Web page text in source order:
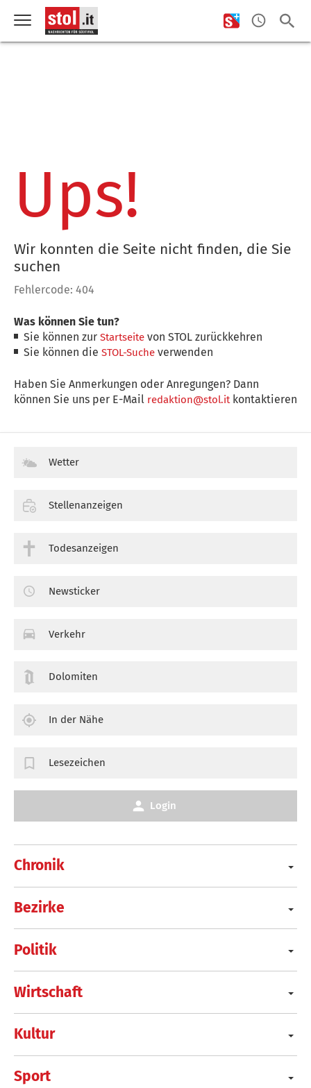
Ups!
Wir konnten die Seite nicht finden, die Sie
suchen
Fehlercode: 404
Was können Sie tun?
Sie können zurStartseite von STOL zurückkehren
Sie können dieSTOL-Suche verwenden
Haben Sie Anmerkungen oder Anregungen? Dann
können Sie uns per E-Mail redaktion@stol.itkontaktieren
Chronik
Bezirke
Politik
Wirtschaft
Kultur
Sport
Wetter
Stellenanzeigen
Todesanzeigen
Newsticker
Verkehr
Dolomiten
In der Nähe
Lesezeichen
Login